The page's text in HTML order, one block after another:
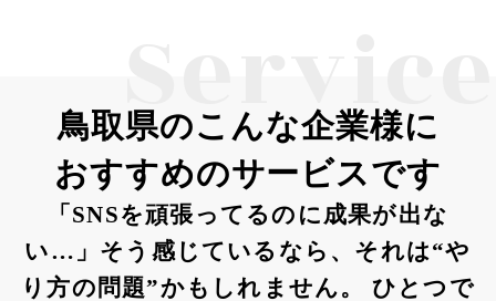
Service
鳥取県のこんな企業様に
おすすめのサービスです
「SNSを頑張ってるのに成果が出な
い…」そう感じているなら、それは“や
り方の問題”かもしれません。 ひとつで